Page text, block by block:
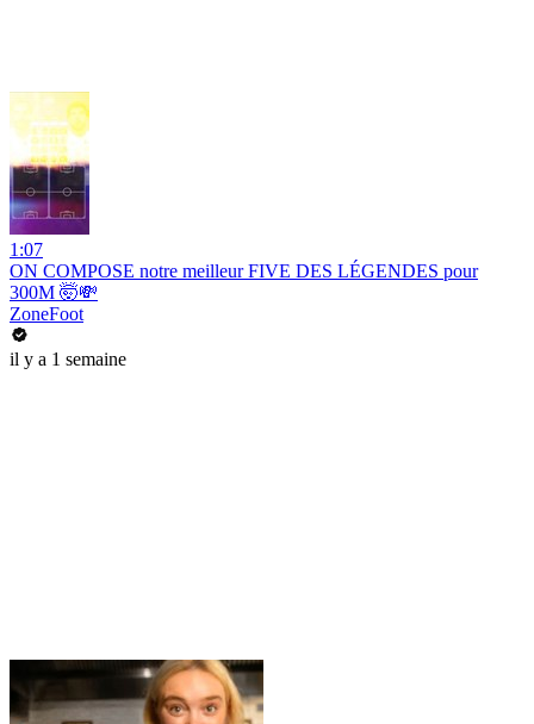
1:07
ON COMPOSE notre meilleur FIVE DES LÉGENDES pour
300M 🤯💸
ZoneFoot
il y a 1 semaine